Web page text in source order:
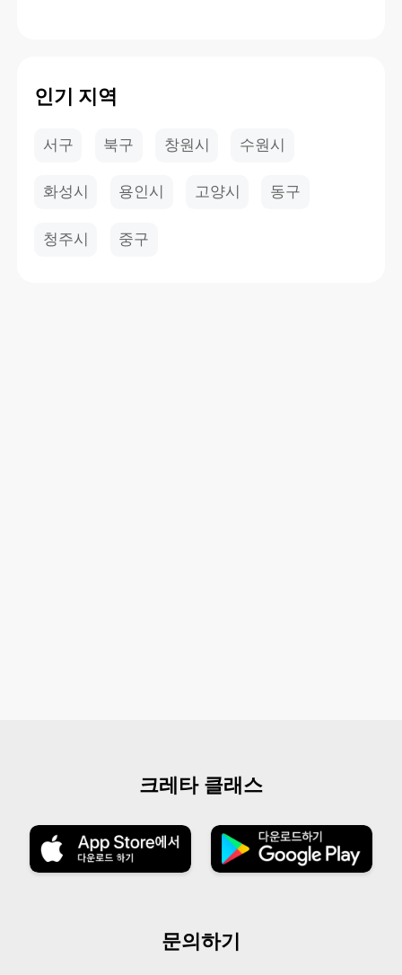
인기 지역
서구 북구 창원시 수원시
화성시 용인시 고양시 동구
청주시 중구
크레타 클래스
문의하기